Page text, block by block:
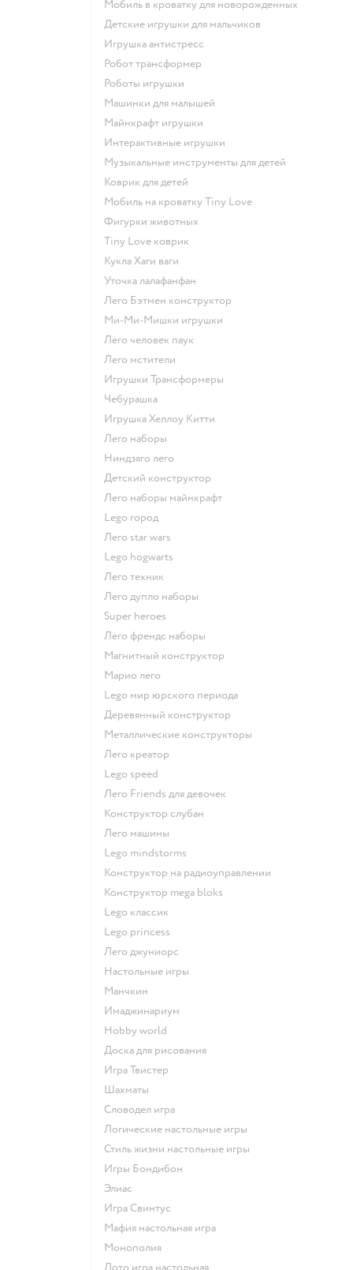
Мобиль в кроватку для новорожденных
Детские игрушки для мальчиков
Игрушка антистресс
Робот трансформер
Роботы игрушки
Машинки для малышей
Майнкрафт игрушки
Интерактивные игрушки
Музыкальные инструменты для детей
Коврик для детей
Мобиль на кроватку Tiny Love
Фигурки животных
Tiny Love коврик
Кукла Хаги ваги
Уточка лалафанфан
Лего Бэтмен конструктор
Ми-Ми-Мишки игрушки
Лего человек паук
Лего мстители
Игрушки Трансформеры
Чебурашка
Игрушка Хеллоу Китти
Лего наборы
Ниндзяго лего
Детский конструктор
Лего наборы майнкрафт
Lego город
Лего star wars
Lego hogwarts
Лего техник
Лего дупло наборы
Super heroes
Лего френдс наборы
Магнитный конструктор
Марио лего
Lego мир юрского периода
Деревянный конструктор
Металлические конструкторы
Лего креатор
Lego speed
Лего Friends для девочек
Конструктор слубан
Лего машины
Lego mindstorms
Конструктор на радиоуправлении
Конструктор mega bloks
Lego классик
Lego princess
Лего джуниорс
Настольные игры
Манчкин
Имаджинариум
Hobby world
Доска для рисования
Игра Твистер
Шахматы
Словодел игра
Логические настольные игры
Стиль жизни настольные игры
Игры Бондибон
Элиас
Игра Свинтус
Мафия настольная игра
Монополия
Лото игра настольная